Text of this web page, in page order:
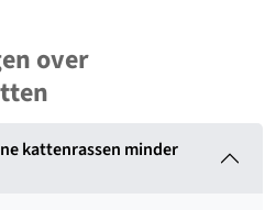
over
kattenrassen minder